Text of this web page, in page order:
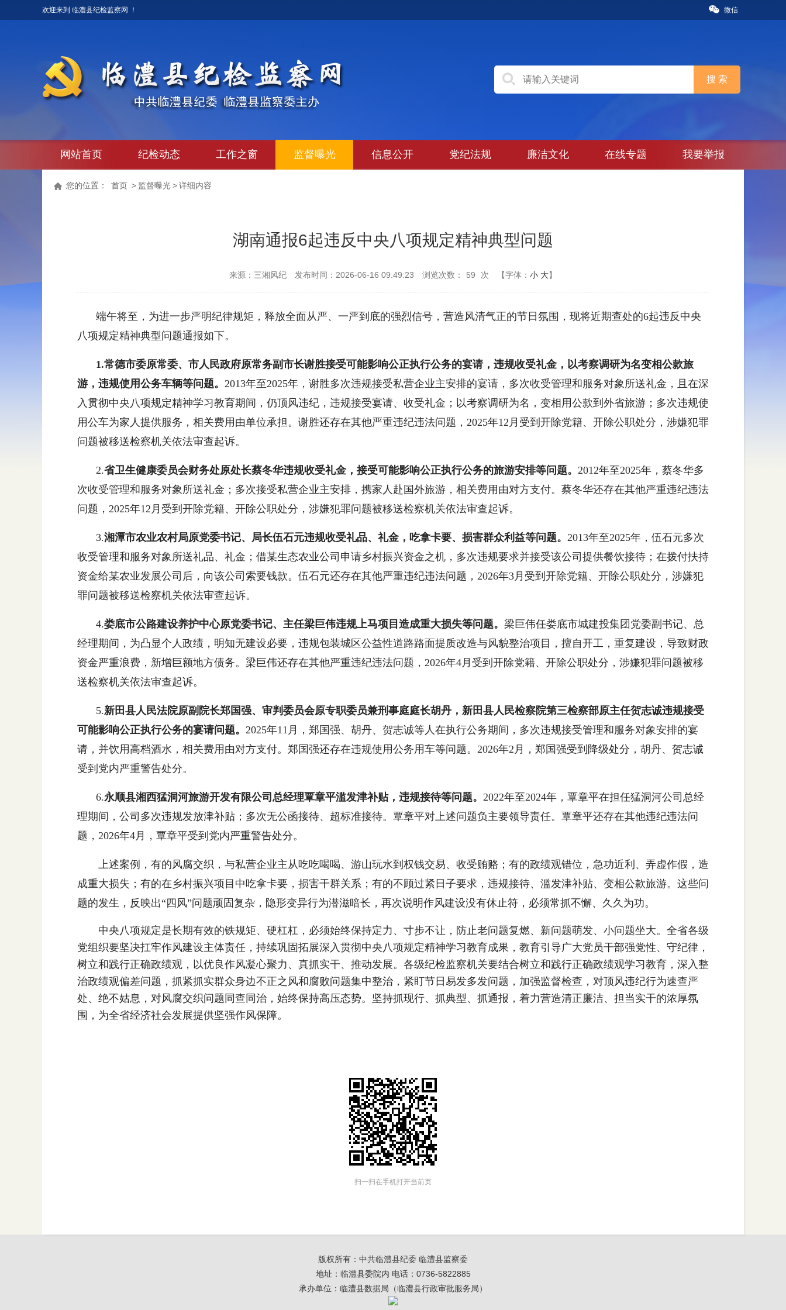
微信
欢迎来到 临澧县纪检监察网 ！
网站首页 纪检动态 工作之窗 监督曝光 信息公开 党纪法规 廉洁文化 在线专题 我要举报
您的位置： 首页 > 监督曝光>详细内容
湖南通报6起违反中央八项规定精神典型问题
来源：三湘风纪 发布时间：2026-06-16 09:49:23 浏览次数： 59 次 【字体： 小 大】
端午将至，为进一步严明纪律规矩，释放全面从严、一严到底的强烈信号，营造风清气正的节日氛围，现将近期查处的6起违反中央
八项规定精神典型问题通报如下。
1.常德市委原常委、市人民政府原常务副市长谢胜接受可能影响公正执行公务的宴请，违规收受礼金，以考察调研为名变相公款旅
游，违规使用公务车辆等问题。 2013年至2025年，谢胜多次违规接受私营企业主安排的宴请，多次收受管理和服务对象所送礼金，且在深
入贯彻中央八项规定精神学习教育期间，仍顶风违纪，违规接受宴请、收受礼金；以考察调研为名，变相用公款到外省旅游；多次违规使
用公车为家人提供服务，相关费用由单位承担。谢胜还存在其他严重违纪违法问题，2025年12月受到开除党籍、开除公职处分，涉嫌犯罪
问题被移送检察机关依法审查起诉。
2.省卫生健康委员会财务处原处长蔡冬华违规收受礼金，接受可能影响公正执行公务的旅游安排等问题。 2012年至2025年，蔡冬华多
次收受管理和服务对象所送礼金；多次接受私营企业主安排，携家人赴国外旅游，相关费用由对方支付。蔡冬华还存在其他严重违纪违法
问题，2025年12月受到开除党籍、开除公职处分，涉嫌犯罪问题被移送检察机关依法审查起诉。
3.湘潭市农业农村局原党委书记、局长伍石元违规收受礼品、礼金，吃拿卡要、损害群众利益等问题。 2013年至2025年，伍石元多次
收受管理和服务对象所送礼品、礼金；借某生态农业公司申请乡村振兴资金之机，多次违规要求并接受该公司提供餐饮接待；在拨付扶持
资金给某农业发展公司后，向该公司索要钱款。伍石元还存在其他严重违纪违法问题，2026年3月受到开除党籍、开除公职处分，涉嫌犯
罪问题被移送检察机关依法审查起诉。
4.娄底市公路建设养护中心原党委书记、主任梁巨伟违规上马项目造成重大损失等问题。 梁巨伟任娄底市城建投集团党委副书记、总
经理期间，为凸显个人政绩，明知无建设必要，违规包装城区公益性道路路面提质改造与风貌整治项目，擅自开工，重复建设，导致财政
资金严重浪费，新增巨额地方债务。梁巨伟还存在其他严重违纪违法问题，2026年4月受到开除党籍、开除公职处分，涉嫌犯罪问题被移
送检察机关依法审查起诉。
5.新田县人民法院原副院长郑国强、审判委员会原专职委员兼刑事庭庭长胡丹，新田县人民检察院第三检察部原主任贺志诚违规接受
可能影响公正执行公务的宴请问题。 2025年11月，郑国强、胡丹、贺志诚等人在执行公务期间，多次违规接受管理和服务对象安排的宴
请，并饮用高档酒水，相关费用由对方支付。郑国强还存在违规使用公务用车等问题。2026年2月，郑国强受到降级处分，胡丹、贺志诚
受到党内严重警告处分。
6.永顺县湘西猛洞河旅游开发有限公司总经理覃章平滥发津补贴，违规接待等问题。 2022年至2024年，覃章平在担任猛洞河公司总经
理期间，公司多次违规发放津补贴；多次无公函接待、超标准接待。覃章平对上述问题负主要领导责任。覃章平还存在其他违纪违法问
题，2026年4月，覃章平受到党内严重警告处分。
上述案例，有的风腐交织，与私营企业主从吃吃喝喝、游山玩水到权钱交易、收受贿赂；有的政绩观错位，急功近利、弄虚作假，造
成重大损失；有的在乡村振兴项目中吃拿卡要，损害干群关系；有的不顾过紧日子要求，违规接待、滥发津补贴、变相公款旅游。这些问
题的发生，反映出“四风”问题顽固复杂，隐形变异行为潜滋暗长，再次说明作风建设没有休止符，必须常抓不懈、久久为功。
中央八项规定是长期有效的铁规矩、硬杠杠，必须始终保持定力、寸步不让，防止老问题复燃、新问题萌发、小问题坐大。全省各级
党组织要坚决扛牢作风建设主体责任，持续巩固拓展深入贯彻中央八项规定精神学习教育成果，教育引导广大党员干部强党性、守纪律，
树立和践行正确政绩观，以优良作风凝心聚力、真抓实干、推动发展。各级纪检监察机关要结合树立和践行正确政绩观学习教育，深入整
治政绩观偏差问题，抓紧抓实群众身边不正之风和腐败问题集中整治，紧盯节日易发多发问题，加强监督检查，对顶风违纪行为速查严
处、绝不姑息，对风腐交织问题同查同治，始终保持高压态势。坚持抓现行、抓典型、抓通报，着力营造清正廉洁、担当实干的浓厚氛
围，为全省经济社会发展提供坚强作风保障。
扫一扫在手机打开当前页
版权所有：中共临澧县纪委 临澧县监察委
地址：临澧县委院内 电话：0736-5822885
承办单位：临澧县数据局（临澧县行政审批服务局）